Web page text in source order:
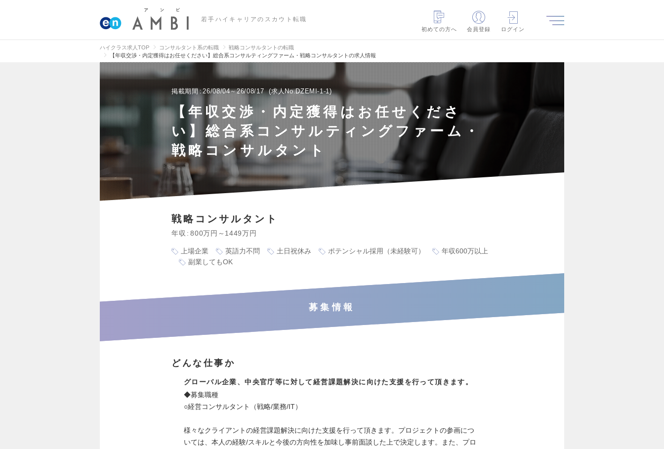
若手ハイキャリアのスカウト転職
初めての方へ
会員登録 ログイン
ハイクラス求人TOP コンサルタント系の転職
戦略コンサルタントの転職
【年収交渉・内定獲得はお任せください】総合系コンサルティングファーム・戦略コンサルタントの求人情報
掲載期間 26/08/04～26/08/17 求人No.DZEMI-1-1
【年収交渉・内定獲得はお任せくださ
い】総合系コンサルティングファーム・
戦略コンサルタント
戦略コンサルタント
年収 800万円～1449万円
上場企業 英語力不問 土日祝休み ポテンシャル採用（未経験可）
年収600万以上
副業してもOK
募集情報
どんな仕事か
グローバル企業、中央官庁等に対して経営課題解決に向けた支援を行って頂きます。
◆募集職種
○経営コンサルタント（戦略/業務/IT）
様々なクライアントの経営課題解決に向けた支援を行って頂きます。プロジェクトの参画につ
いては、本人の経験/スキルと今後の方向性を加味し事前面談した上で決定します。また、プロ